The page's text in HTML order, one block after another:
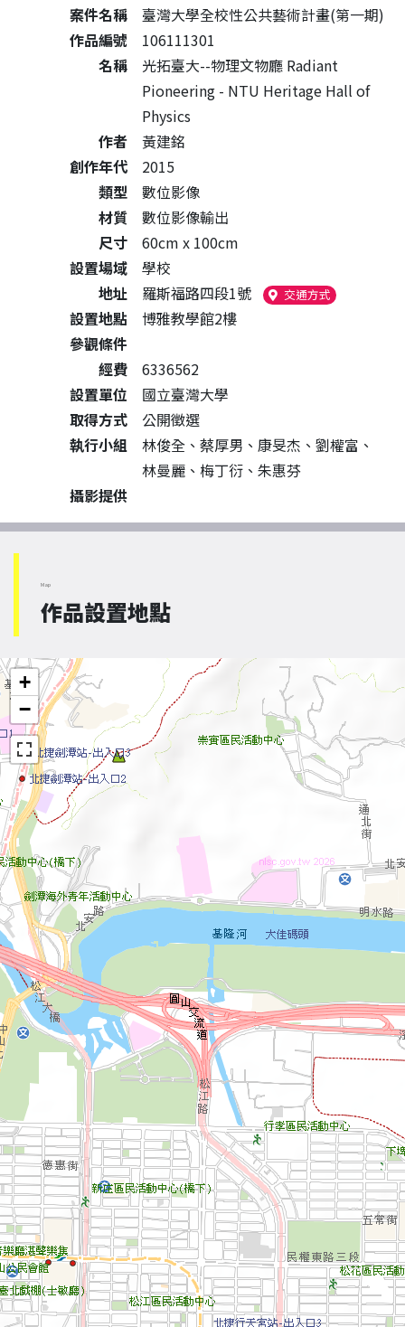
案件名稱
臺灣大學全校性公共藝術計畫(第一期)
作品編號
106111301
名稱
光拓臺大--物理文物廳 Radiant
Pioneering - NTU Heritage Hall of
Physics
作者
黃建銘
創作年代
2015
類型
數位影像
材質
數位影像輸出
尺寸
60cm x 100cm
設置場域
學校
地址
羅斯福路四段1號 交通方式（另開新視窗
設置地點
博雅教學館2樓
參觀條件
經費
6336562
設置單位
國立臺灣大學
取得方式
公開徵選
執行小組
林俊全、蔡厚男、康旻杰、劉權富、
林曼麗、梅丁衍、朱惠芬
攝影提供
Map
作品設置地點
+
−